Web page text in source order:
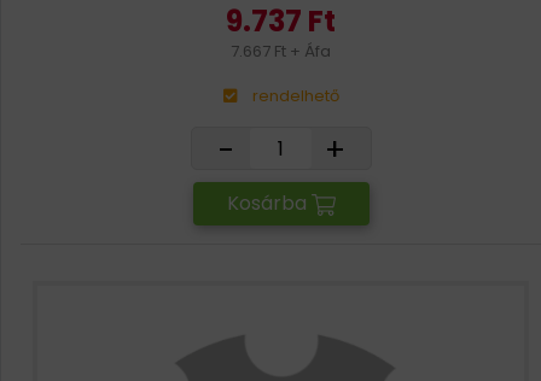
9.737 Ft
7.667 Ft + Áfa
rendelhető
- +
Kosárba